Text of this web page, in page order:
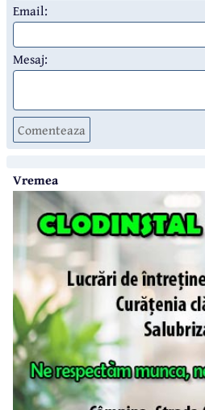
Email:
Mesaj:
Comenteaza
Vremea